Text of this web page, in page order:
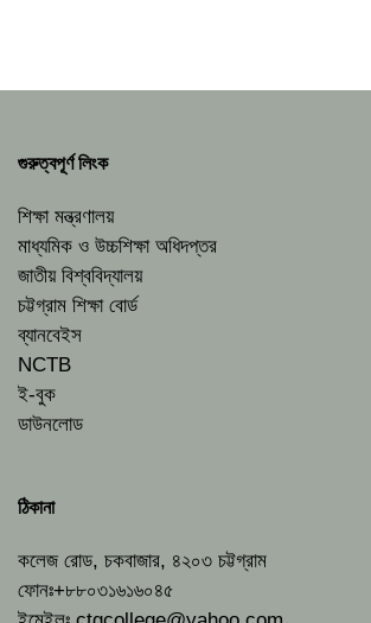
গুরুত্বপূর্ণ লিংক
শিক্ষা মন্ত্রণালয়
মাধ্যমিক ও উচ্চশিক্ষা অধিদপ্তর
জাতীয় বিশ্ববিদ্যালয়
চট্টগ্রাম শিক্ষা বোর্ড
ব্যানবেইস
NCTB
ই-বুক
ডাউনলোড
ঠিকানা
কলেজ রোড, চকবাজার, ৪২০৩ চট্টগ্রাম
ফোনঃ+৮৮০৩১৬১৬০৪৫